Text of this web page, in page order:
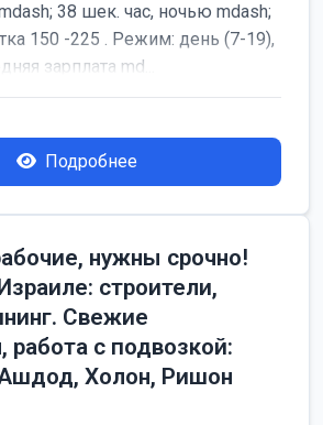
38 шек. час, ночью mdash;
150 -225 . Режим: день (7-19),
зарплата md...
Подробнее
нужны срочно!
строители,
Свежие
работа с подвозкой:
Холон, Ришон